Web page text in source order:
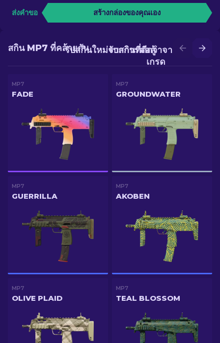
ส่งคำขอ สร้างกล่องของคุณเอง
รับสกินที่ดีกว่าจากการอัป
เกรด
รับสกินใหม่จากการต่อสู้
สกิน MP7 ที่คล้ายกัน
MP7
FADE
MP7
GROUNDWATER
MP7
GUERRILLA
MP7
AKOBEN
MP7
OLIVE PLAID
MP7
TEAL BLOSSOM